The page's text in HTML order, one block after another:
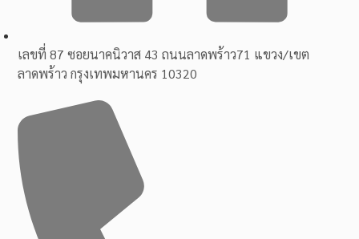
เลขที่ 87 ซอยนาคนิวาส 43 ถนนลาดพร้าว71 แขวง/เขต
ลาดพร้าว กรุงเทพมหานคร 10320